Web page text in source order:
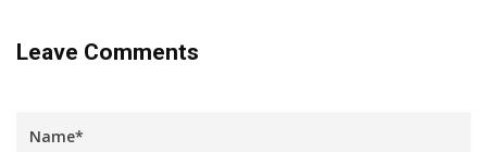
Leave Comments